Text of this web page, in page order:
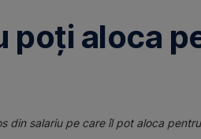
poți aloca
din salariu pe care îl pot aloca